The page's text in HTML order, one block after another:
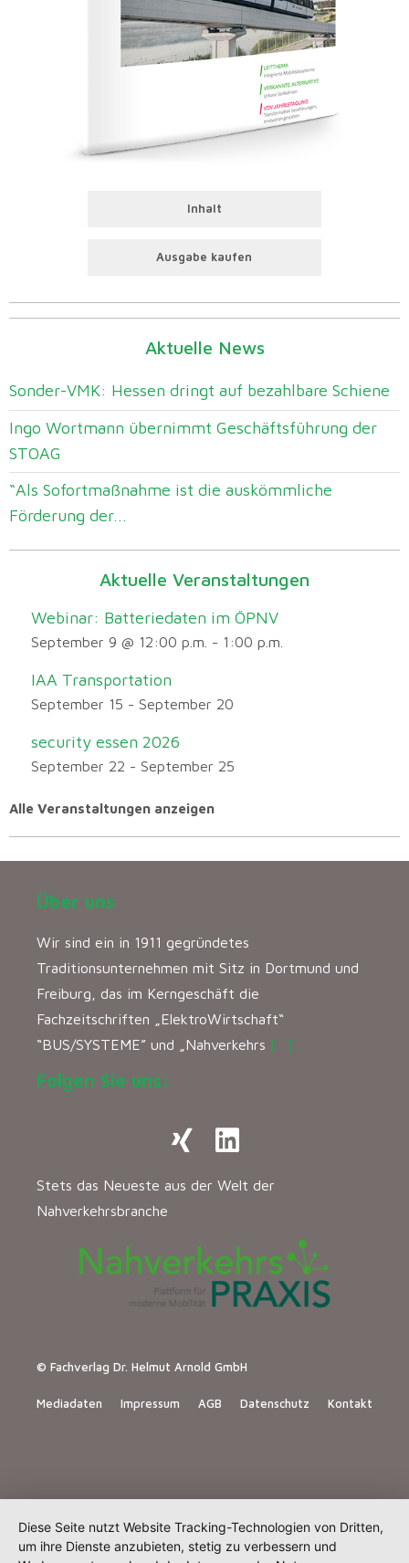
Inhalt
Ausgabe kaufen
Aktuelle News
Sonder-VMK: Hessen dringt auf bezahlbare Schiene
Ingo Wortmann übernimmt Geschäftsführung der
STOAG
“Als Sofortmaßnahme ist die auskömmliche
Förderung der...
Aktuelle Veranstaltungen
Webinar: Batteriedaten im ÖPNV
September 9 @ 12:00 p.m. - 1:00 p.m.
IAA Transportation
September 15 - September 20
security essen 2026
September 22 - September 25
Alle Veranstaltungen anzeigen
Über uns
Wir sind ein in 1911 gegründetes
Traditionsunternehmen mit Sitz in Dortmund und
Freiburg, das im Kerngeschäft die
Fachzeitschriften „ElektroWirtschaft“
“BUS/SYSTEME” und „Nahverkehrs […]
Folgen Sie uns:
Stets das Neueste aus der Welt der
Nahverkehrsbranche
© Fachverlag Dr. Helmut Arnold GmbH
Mediadaten Impressum AGB Datenschutz Kontakt
Diese Seite nutzt Website Tracking-Technologien von Dritten,
um ihre Dienste anzubieten, stetig zu verbessern und